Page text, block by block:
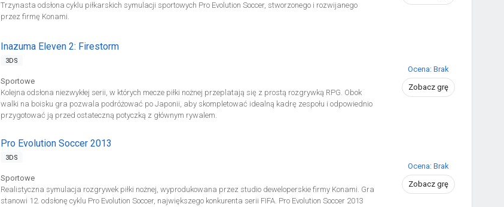
Trzynasta odsłona cyklu piłkarskich symulacji sportowych Pro Evolution Soccer, stworzonego i rozwijanego
przez firmę Konami.
Inazuma Eleven 2: Firestorm
3DS
Sportowe
Kolejna odsłona niezwykłej serii, w których mecze piłki nożnej przeplatają się z prostą rozgrywką RPG. Obok
walki na boisku gra pozwala podróżować po Japonii, aby skompletować idealną kadrę zespołu i odpowiednio
przygotować ją przed ostateczną potyczką z głównym rywalem.
Ocena: Brak
Zobacz grę
Pro Evolution Soccer 2013
3DS
Sportowe
Realistyczna symulacja rozgrywek piłki nożnej, wyprodukowana przez studio deweloperskie firmy Konami. Gra
stanowi 12. odsłonę cyklu Pro Evolution Soccer, największego konkurenta serii FIFA. Pro Evolution Soccer 2013
Ocena: Brak
Zobacz grę